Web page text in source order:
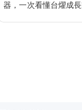
器，一次看懂台燿成